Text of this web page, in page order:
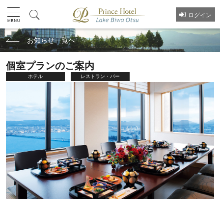
ログイン
お知らせ一覧へ
個室プランのご案内
ホテル レストラン・バー